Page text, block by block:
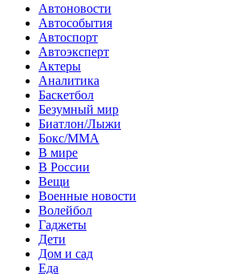
Автоновости
Автособытия
Автоспорт
Автоэксперт
Актеры
Аналитика
Баскетбол
Безумный мир
Биатлон/Лыжи
Бокс/MMA
В мире
В России
Вещи
Военные новости
Волейбол
Гаджеты
Дети
Дом и сад
Еда